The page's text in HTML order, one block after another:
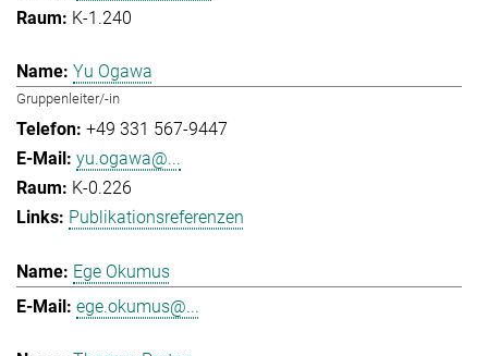
K-1.240
Yu Ogawa
Gruppenleiter/-in
+49 331 567-9447
yu.ogawa@...
K-0.226
Publikationsreferenzen
Ege Okumus
ege.okumus@...